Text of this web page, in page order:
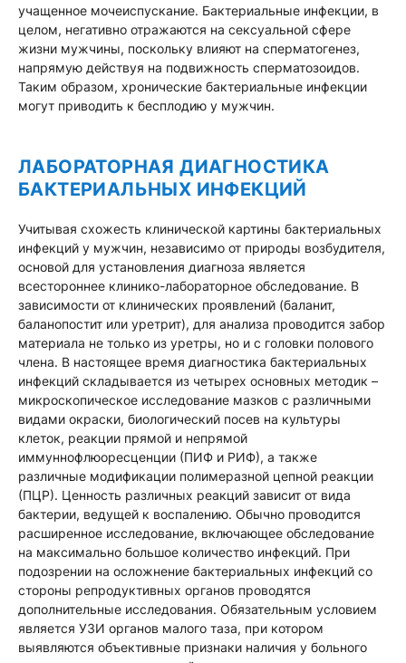
учащенное мочеиспускание. Бактериальные инфекции, в
целом, негативно отражаются на сексуальной сфере
жизни мужчины, поскольку влияют на сперматогенез,
напрямую действуя на подвижность сперматозоидов.
Таким образом, хронические бактериальные инфекции
могут приводить к бесплодию у мужчин.
ЛАБОРАТОРНАЯ ДИАГНОСТИКА
БАКТЕРИАЛЬНЫХ ИНФЕКЦИЙ
Учитывая схожесть клинической картины бактериальных
инфекций у мужчин, независимо от природы возбудителя,
основой для установления диагноза является
всестороннее клинико-лабораторное обследование. В
зависимости от клинических проявлений (баланит,
баланопостит или уретрит), для анализа проводится забор
материала не только из уретры, но и с головки полового
члена. В настоящее время диагностика бактериальных
инфекций складывается из четырех основных методик –
микроскопическое исследование мазков с различными
видами окраски, биологический посев на культуры
клеток, реакции прямой и непрямой
иммуннофлюоресценции (ПИФ и РИФ), а также
различные модификации полимеразной цепной реакции
(ПЦР). Ценность различных реакций зависит от вида
бактерии, ведущей к воспалению. Обычно проводится
расширенное исследование, включающее обследование
на максимально большое количество инфекций. При
подозрении на осложнение бактериальных инфекций со
стороны репродуктивных органов проводятся
дополнительные исследования. Обязательным условием
является УЗИ органов малого таза, при котором
выявляются объективные признаки наличия у больного